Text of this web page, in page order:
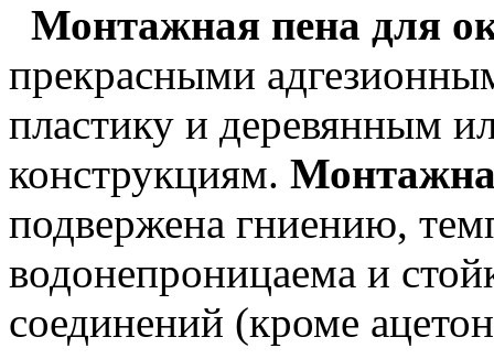
Монтажная пена для
прекрасными
пластику и деревянным
конструкциям.
подвержена гниению,
водонепроницаема и
соединений (кроме